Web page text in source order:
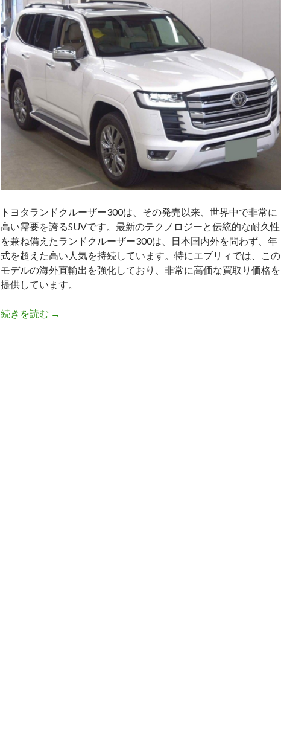
FJA300）
2023
年
式
を
ビ
ア
へ
輸
し
た
トヨタランドクルーザー300は、その発売以来、世界中で非常に
高い需要を誇るSUVです。最新のテクノロジーと伝統的な耐久性
を兼ね備えたランドクルーザー300は、日本国内外を問わず、年
式を超えた高い人気を持続しています。特にエブリィでは、この
モデルの海外直輸出を強化しており、非常に高価な買取り価格を
提供しています。
続きを読む 世
→